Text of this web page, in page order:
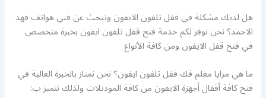
هل لديك مشكلة في قفل تلفون الايفون وتبحث عن فني هواتف فهد
الاحمد؟ نحن نوفر لكم خدمة فتح قفل تلفون ايفون بخبرة متخصص
في فتح قفل الايفون ومن كافة الأنواع
ما هي مزايا معلم فك قفل تلفون ايفون؟ نحن نمتاز بالخبرة العالية في
فتح كافة أقفال أجهزة الايفون من كافة الموديلات ولذلك نتميز ب: